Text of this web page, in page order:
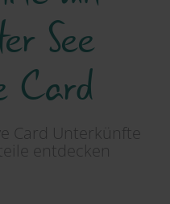
See
Card
Card Unterkünfte
entdecken